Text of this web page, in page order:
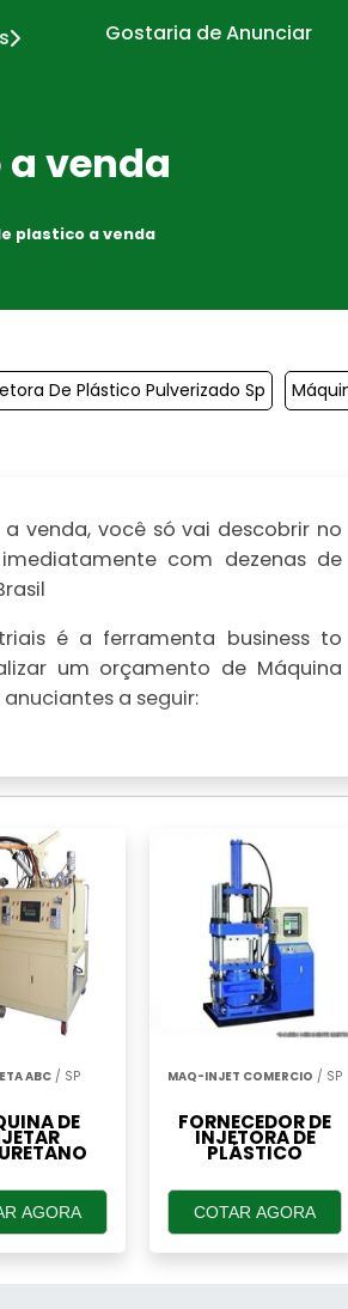
Gostaria de Anunciar
venda
plastico a venda
De Plástico Pulverizado Sp
venda, você só vai descobrir no
com dezenas de
é a ferramenta business to
um orçamento de Máquina
a seguir:
ABC/ SP
DE
AGORA
MAQ-INJET COMERCIO / SP
FORNECEDOR DE
INJETORA DE
PLÁSTICO
COTAR AGORA